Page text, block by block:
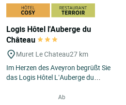
Logis Hôtel l'Auberge du
Château
Muret Le Chateau27 km
Im Herzen des Aveyron begrüßt Sie
das Logis Hôtel L’Auberge du
Umgebung in Muret-le-Château,...
Ab